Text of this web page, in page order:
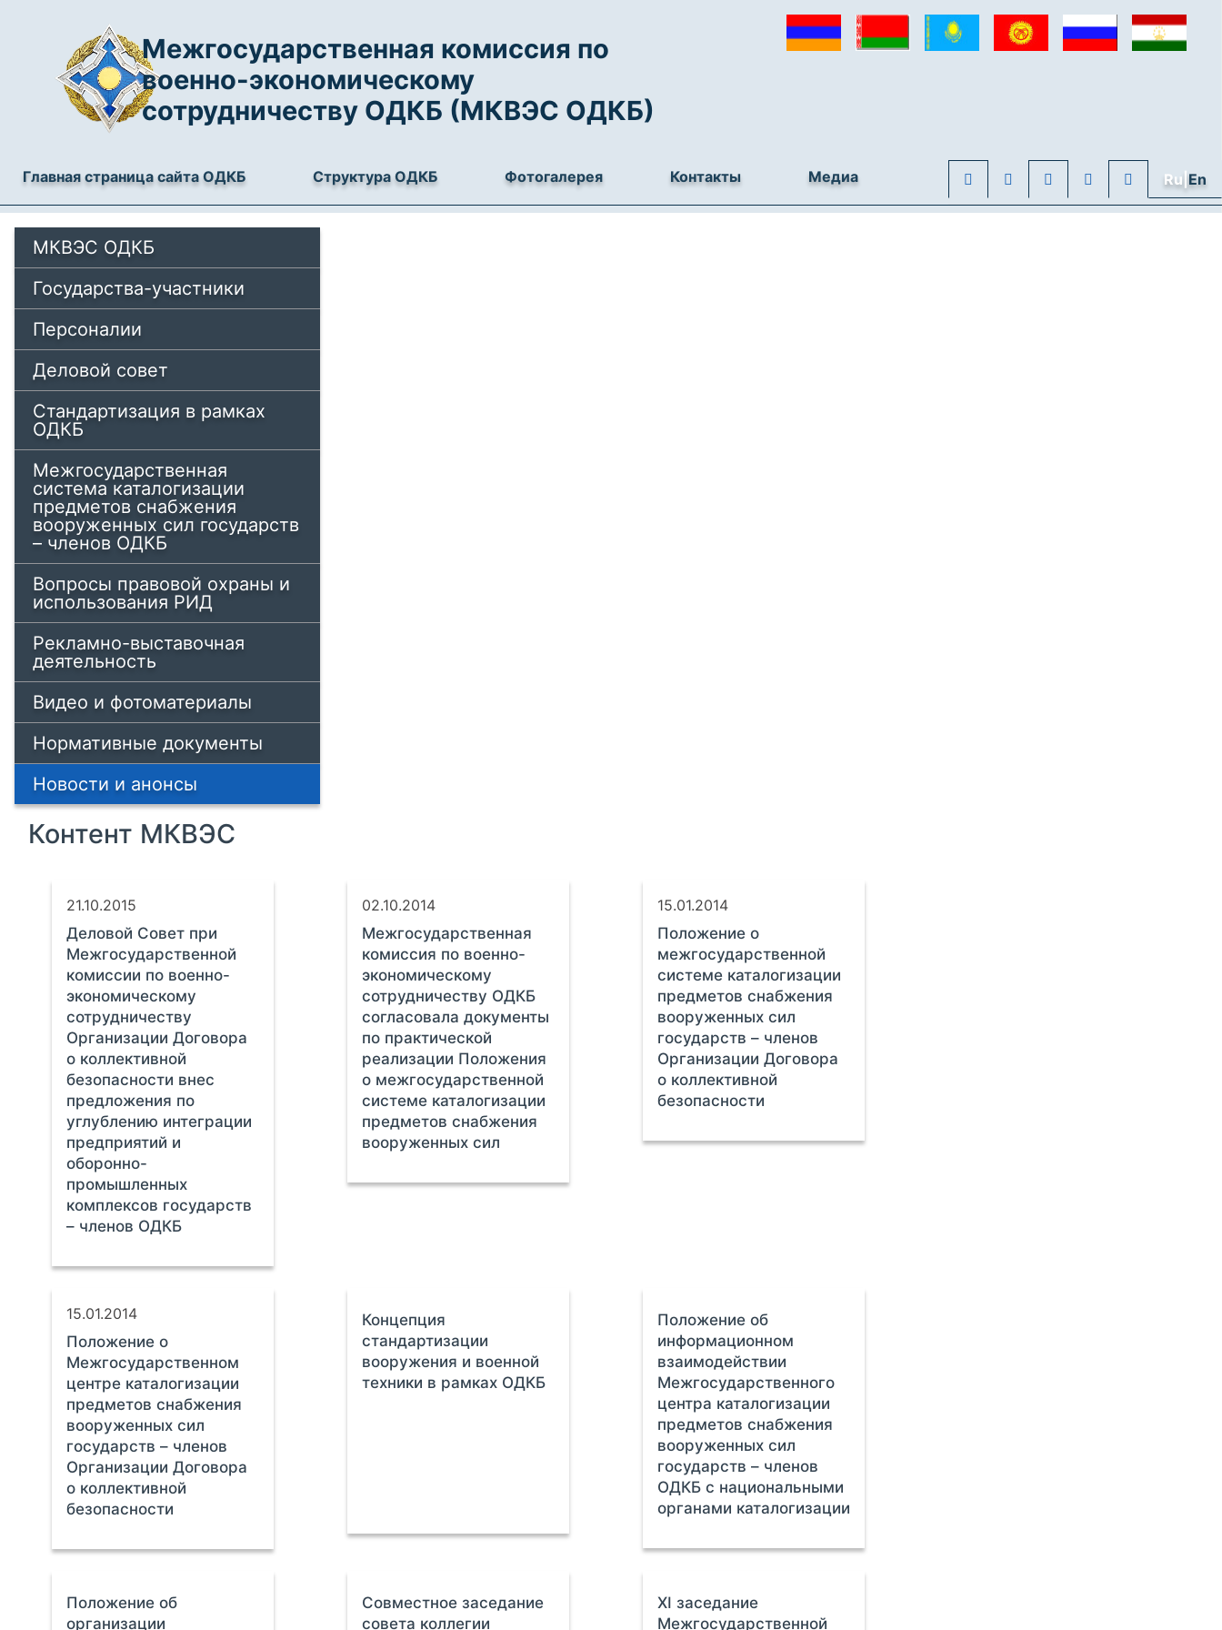
Межгосударственная комиссия по
военно-экономическому
сотрудничеству ОДКБ (МКВЭС ОДКБ)
Главная страница сайта ОДКБ Структура ОДКБ Фотогалерея Контакты Медиа Ru|En
МКВЭС ОДКБ
Государства-участники
Персоналии
Деловой совет
Стандартизация в рамках
ОДКБ
Межгосударственная
система каталогизации
предметов снабжения
вооруженных сил государств
– членов ОДКБ
Вопросы правовой охраны и
использования РИД
Рекламно-выставочная
деятельность
Видео и фотоматериалы
Нормативные документы
Новости и анонсы
Контент МКВЭС
21.10.2015
Деловой Совет при
Межгосударственной
комиссии по военно-
экономическому
сотрудничеству
Организации Договора
о коллективной
безопасности внес
предложения по
углублению интеграции
предприятий и
оборонно-
промышленных
комплексов государств
– членов ОДКБ
02.10.2014
Межгосударственная
комиссия по военно-
экономическому
сотрудничеству ОДКБ
согласовала документы
по практической
реализации Положения
о межгосударственной
системе каталогизации
предметов снабжения
вооруженных сил
15.01.2014
Положение о
межгосударственной
системе каталогизации
предметов снабжения
вооруженных сил
государств – членов
Организации Договора
о коллективной
безопасности
15.01.2014
Положение о
Межгосударственном
центре каталогизации
предметов снабжения
вооруженных сил
государств – членов
Организации Договора
о коллективной
безопасности
Концепция
стандартизации
вооружения и военной
техники в рамках ОДКБ
Положение об
информационном
взаимодействии
Межгосударственного
центра каталогизации
предметов снабжения
вооруженных сил
государств – членов
ОДКБ с национальными
органами каталогизации
Положение об
организации
Совместное заседание
совета коллегии
ХI заседание
Межгосударственной